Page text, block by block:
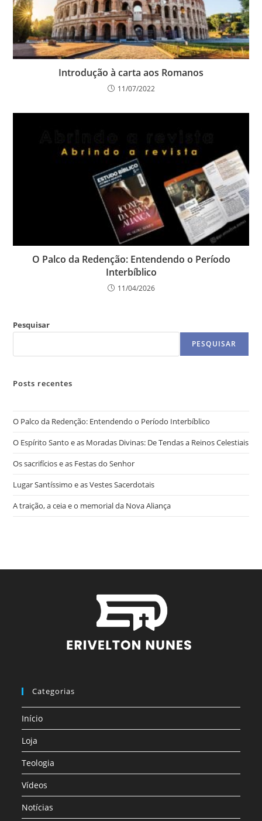
Introdução à carta aos Romanos
11/07/2022
O Palco da Redenção: Entendendo o Período
Interbíblico
11/04/2026
Pesquisar
PESQUISAR
Posts recentes
O Palco da Redenção: Entendendo o Período Interbíblico
O Espírito Santo e as Moradas Divinas: De Tendas a Reinos Celestiais
Os sacrifícios e as Festas do Senhor
Lugar Santíssimo e as Vestes Sacerdotais
A traição, a ceia e o memorial da Nova Aliança
Categorias
Início
Loja
Teologia
Vídeos
Notícias